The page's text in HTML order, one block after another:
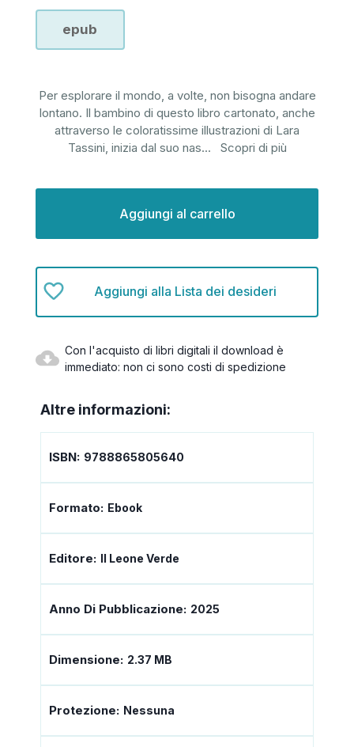
epub
Per esplorare il mondo, a volte, non bisogna andare
lontano. Il bambino di questo libro cartonato, anche
attraverso le coloratissime illustrazioni di Lara
Tassini, inizia dal suo nas... Scopri di più
Aggiungi alla Lista dei desideri
Con l'acquisto di libri digitali il download è
immediato: non ci sono costi di spedizione
Altre informazioni:
ISBN: 9788865805640
Formato: Ebook
Editore: Il Leone Verde
Anno Di Pubblicazione: 2025
Dimensione: 2.37 MB
Protezione: Nessuna